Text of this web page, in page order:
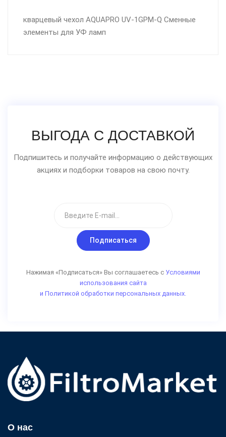
кварцевый чехол AQUAPRO UV-1GPM-Q Сменные
элементы для УФ ламп
ВЫГОДА С ДОСТАВКОЙ
Подпишитесь и получайте информацию о действующих
акциях и подборки товаров на свою почту.
Подписаться
Нажимая «Подписаться» Вы соглашаетесь с Условиями
использования сайта
и Политикой обработки персональных данных.
О нас